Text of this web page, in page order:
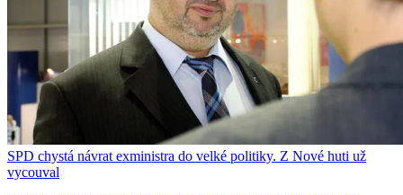
SPD chystá návrat exministra do velké politiky. Z Nové huti už
vycouval